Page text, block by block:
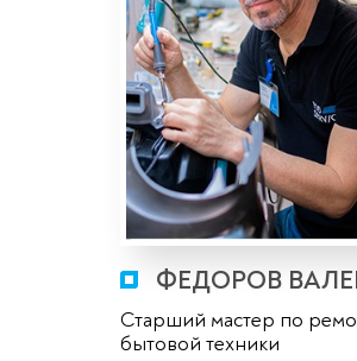
ФЕДОРОВ
Старший мастер по
бытовой техники